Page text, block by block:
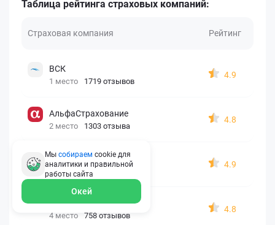
Таблица рейтинга страховых компаний:
Страховая компания Рейтинг
ВСК
1 место 1719 отзывов
4.9
АльфаСтрахование
2 место 1303 отзыва
4.8
ПАРИ
3 место 1101 отзыв
4.9
Oxy Travel
4 место 758 отзывов
4.8
Мы собираем cookie для
аналитики и правильной
работы сайта
Окей